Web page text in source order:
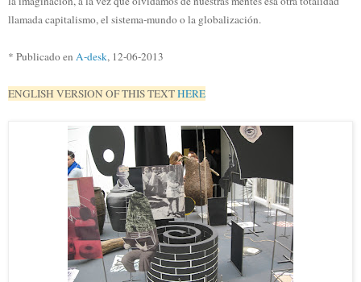
llamada capitalismo, el sistema-mundo o la globalización.
* Publicado en A-desk, 12-06-2013
ENGLISH VERSION OF THIS TEXTHERE